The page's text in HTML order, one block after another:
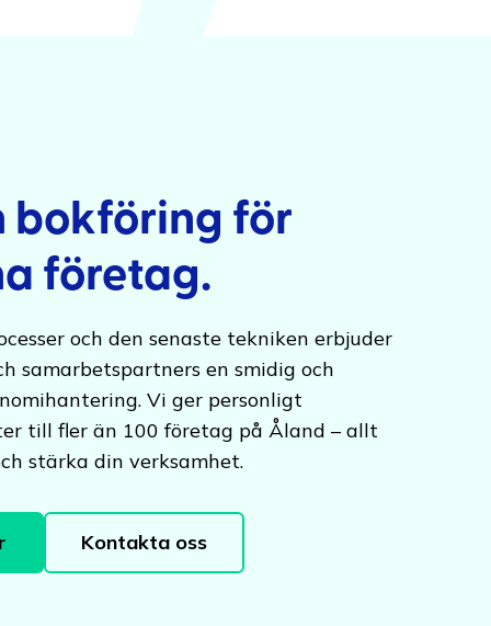
bokföring för
företag.
och den senaste tekniken erbjuder
samarbetspartners en smidig och
Vi ger personligt
till fler än 100 företag på Åland – allt
stärka din verksamhet.
Kontakta oss